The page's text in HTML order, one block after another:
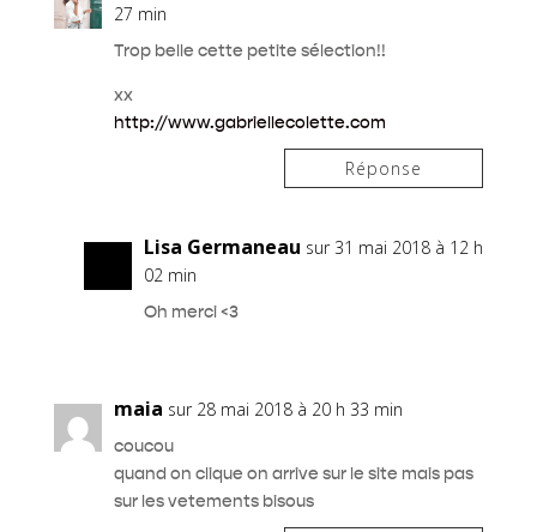
27 min
Trop belle cette petite sélection!!
xx
http://www.gabriellecolette.com
Réponse
Lisa Germaneau sur 31 mai 2018 à 12 h
02 min
Oh merci <3
maia sur 28 mai 2018 à 20 h 33 min
coucou
quand on clique on arrive sur le site mais pas
sur les vetements bisous